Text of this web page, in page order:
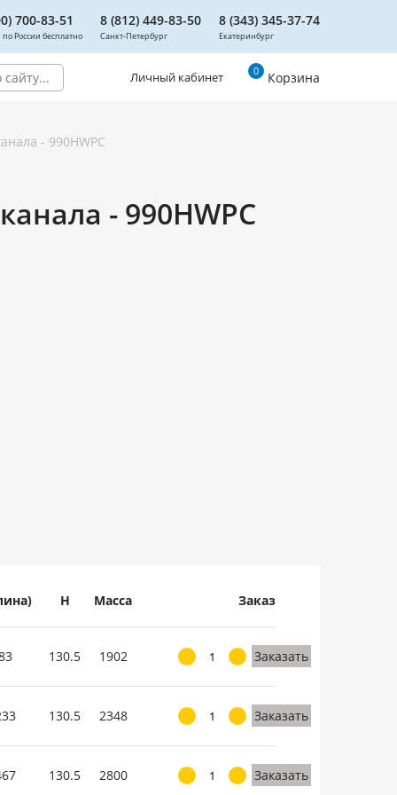
700-83-51
России бесплатно
8 (812) 449-83-50
Санкт-Петербург
8 (343) 345-37-74
Екатеринбург
Личный кабинет 0 Корзина
- 990HWPC
- 990HWPC
H Масса Заказ
130.5 1902 Заказать
130.5 2348 Заказать
130.5 2800 Заказать